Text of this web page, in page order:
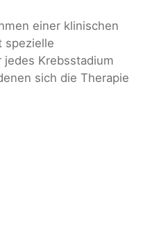
einer klinischen
spezielle
Krebsstadium
sich die Therapie